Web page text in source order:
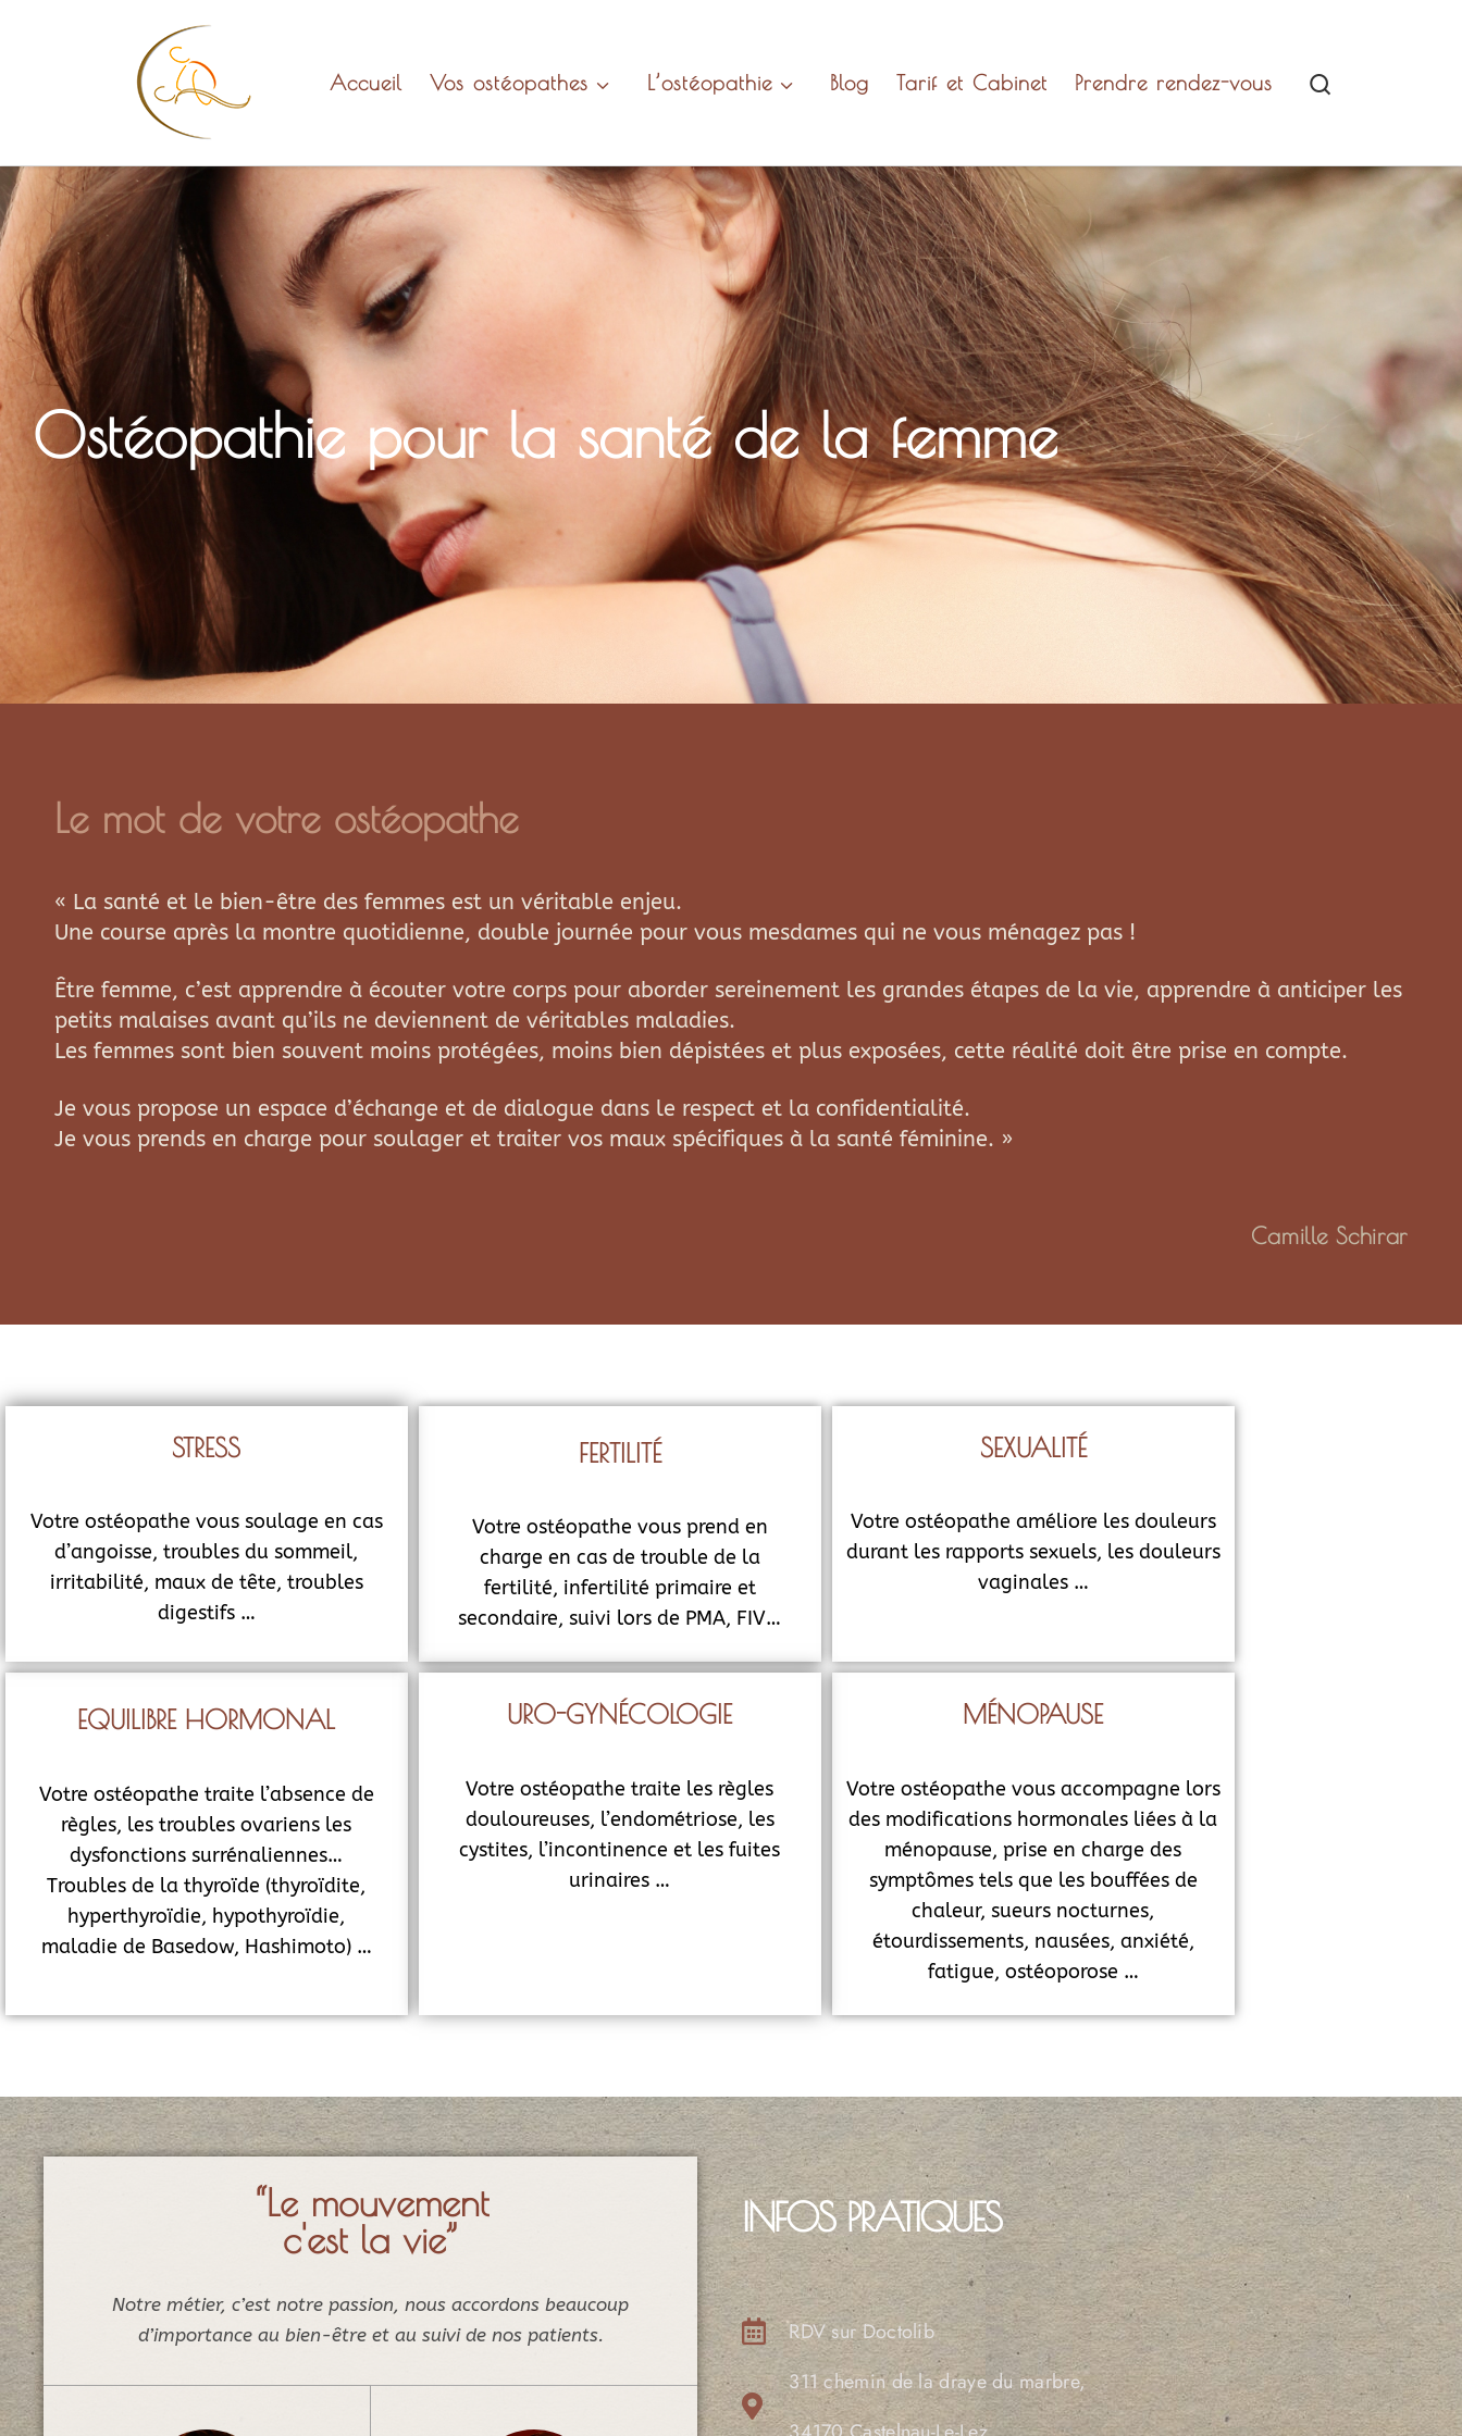
Accueil Vos ostéopathes L’ostéopathie Blog Tarif et Cabinet Prendre rendez-vous
Ostéopathie pour la santé de la femme​
Le mot de votre ostéopathe
« La santé et le bien-être des femmes est un véritable enjeu.
Une course après la montre quotidienne, double journée pour vous mesdames qui ne vous ménagez pas !
Être femme, c’est apprendre à écouter votre corps pour aborder sereinement les grandes étapes de la vie, apprendre à anticiper les
petits malaises avant qu’ils ne deviennent de véritables maladies.
Les femmes sont bien souvent moins protégées, moins bien dépistées et plus exposées, cette réalité doit être prise en compte.
Je vous propose un espace d’échange et de dialogue dans le respect et la confidentialité.
Je vous prends en charge pour soulager et traiter vos maux spécifiques à la santé féminine. »
Camille Schirar
STRESS
Votre ostéopathe vous soulage en cas
d’angoisse, troubles du sommeil,
irritabilité, maux de tête, troubles
digestifs …
FERTILITÉ
Votre ostéopathe vous prend en
charge en cas de trouble de la
fertilité, infertilité primaire et
secondaire, suivi lors de PMA, FIV…
SEXUALITÉ
Votre ostéopathe améliore les douleurs
durant les rapports sexuels, les douleurs
vaginales …
EQUILIBRE HORMONAL
Votre ostéopathe traite l’absence de
règles, les troubles ovariens les
dysfonctions surrénaliennes…
Troubles de la thyroïde (thyroïdite,
hyperthyroïdie, hypothyroïdie,
maladie de Basedow, Hashimoto) …
URO-GYNÉCOLOGIE
Votre ostéopathe traite les règles
douloureuses, l’endométriose, les
cystites, l’incontinence et les fuites
urinaires …
MÉNOPAUSE
Votre ostéopathe vous accompagne lors
des modifications hormonales liées à la
ménopause, prise en charge des
symptômes tels que les bouffées de
chaleur, sueurs nocturnes,
étourdissements, nausées, anxiété,
fatigue, ostéoporose …
“Le mouvement
c'est la vie”
Notre métier, c’est notre passion, nous accordons beaucoup
d’importance au bien-être et au suivi de nos patients.
INFOS PRATIQUES
RDV sur Doctolib
311 chemin de la draye du marbre,